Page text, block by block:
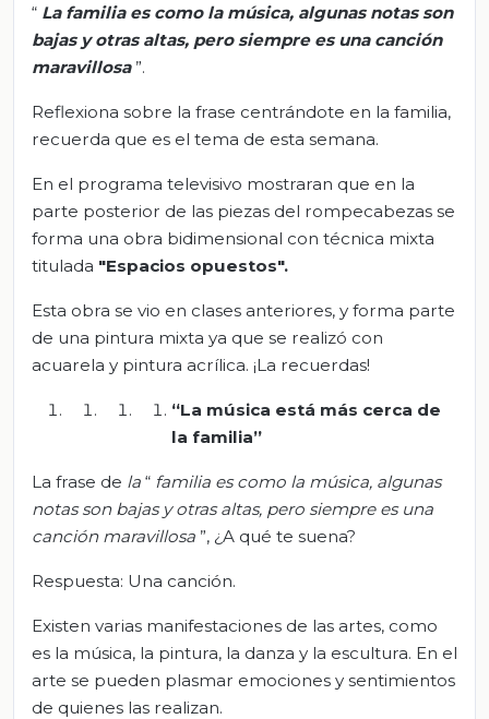
“ La familia es como la música, algunas notas son
bajas y otras altas, pero siempre es una canción
maravillosa ”.
Reflexiona sobre la frase centrándote en la familia,
recuerda que es el tema de esta semana.
En el programa televisivo mostraran que en la
parte posterior de las piezas del rompecabezas se
forma una obra bidimensional con técnica mixta
titulada "Espacios opuestos".
Esta obra se vio en clases anteriores, y forma parte
de una pintura mixta ya que se realizó con
acuarela y pintura acrílica. ¡La recuerdas!
“La música está más cerca de
la familia”
La frase de la “ familia es como la música, algunas
notas son bajas y otras altas, pero siempre es una
canción maravillosa ”, ¿A qué te suena?
Respuesta: Una canción.
Existen varias manifestaciones de las artes, como
es la música, la pintura, la danza y la escultura. En el
arte se pueden plasmar emociones y sentimientos
de quienes las realizan.